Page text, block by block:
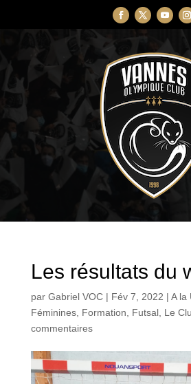
Les résultats du
par Gabriel VOC| Fév 7, 2022 | A la
Féminines, Formation, Futsal, Le
commentaires